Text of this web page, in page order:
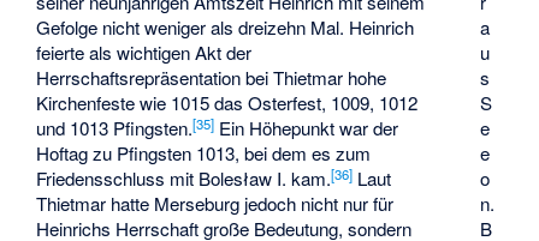
a
u
s
S
e
e
o
n.
B
Gefolge nicht weniger als dreizehn Mal. Heinrich
feierte als wichtigen Akt der
Herrschaftsrepräsentation bei Thietmar hohe
Kirchenfeste wie 1015 das Osterfest, 1009, 1012
und 1013 Pfingsten.[35] Ein Höhepunkt war der
Hoftag zu Pfingsten 1013, bei dem es zum
Friedensschluss mit Bolesław I. kam.[36] Laut
Thietmar hatte Merseburg jedoch nicht nur für
Heinrichs Herrschaft große Bedeutung, sondern